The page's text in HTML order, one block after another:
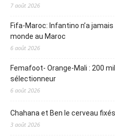
7 août 2026
Fifa-Maroc: Infantino n’a
monde au Maroc
6 août 2026
Femafoot- Orange-Mali : 200
sélectionneur
6 août 2026
Chahana et Ben le cerveau fixés
3 août 2026